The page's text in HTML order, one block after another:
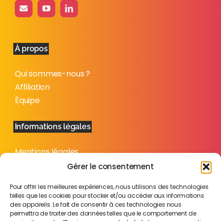
Gérer le consentement
Pour offrir les meilleures expériences, nous utilisons des technologies
telles que les cookies pour stocker et/ou accéder aux informations
des appareils. Le fait de consentir à ces technologies nous
permettra de traiter des données telles que le comportement de
À propos
Qui sommes-nous ?
Affiliation
Équipe
Informations légales
Mentions légales
Politique de confidentialité